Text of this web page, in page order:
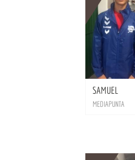
SAMUEL
MEDIAPUNTA